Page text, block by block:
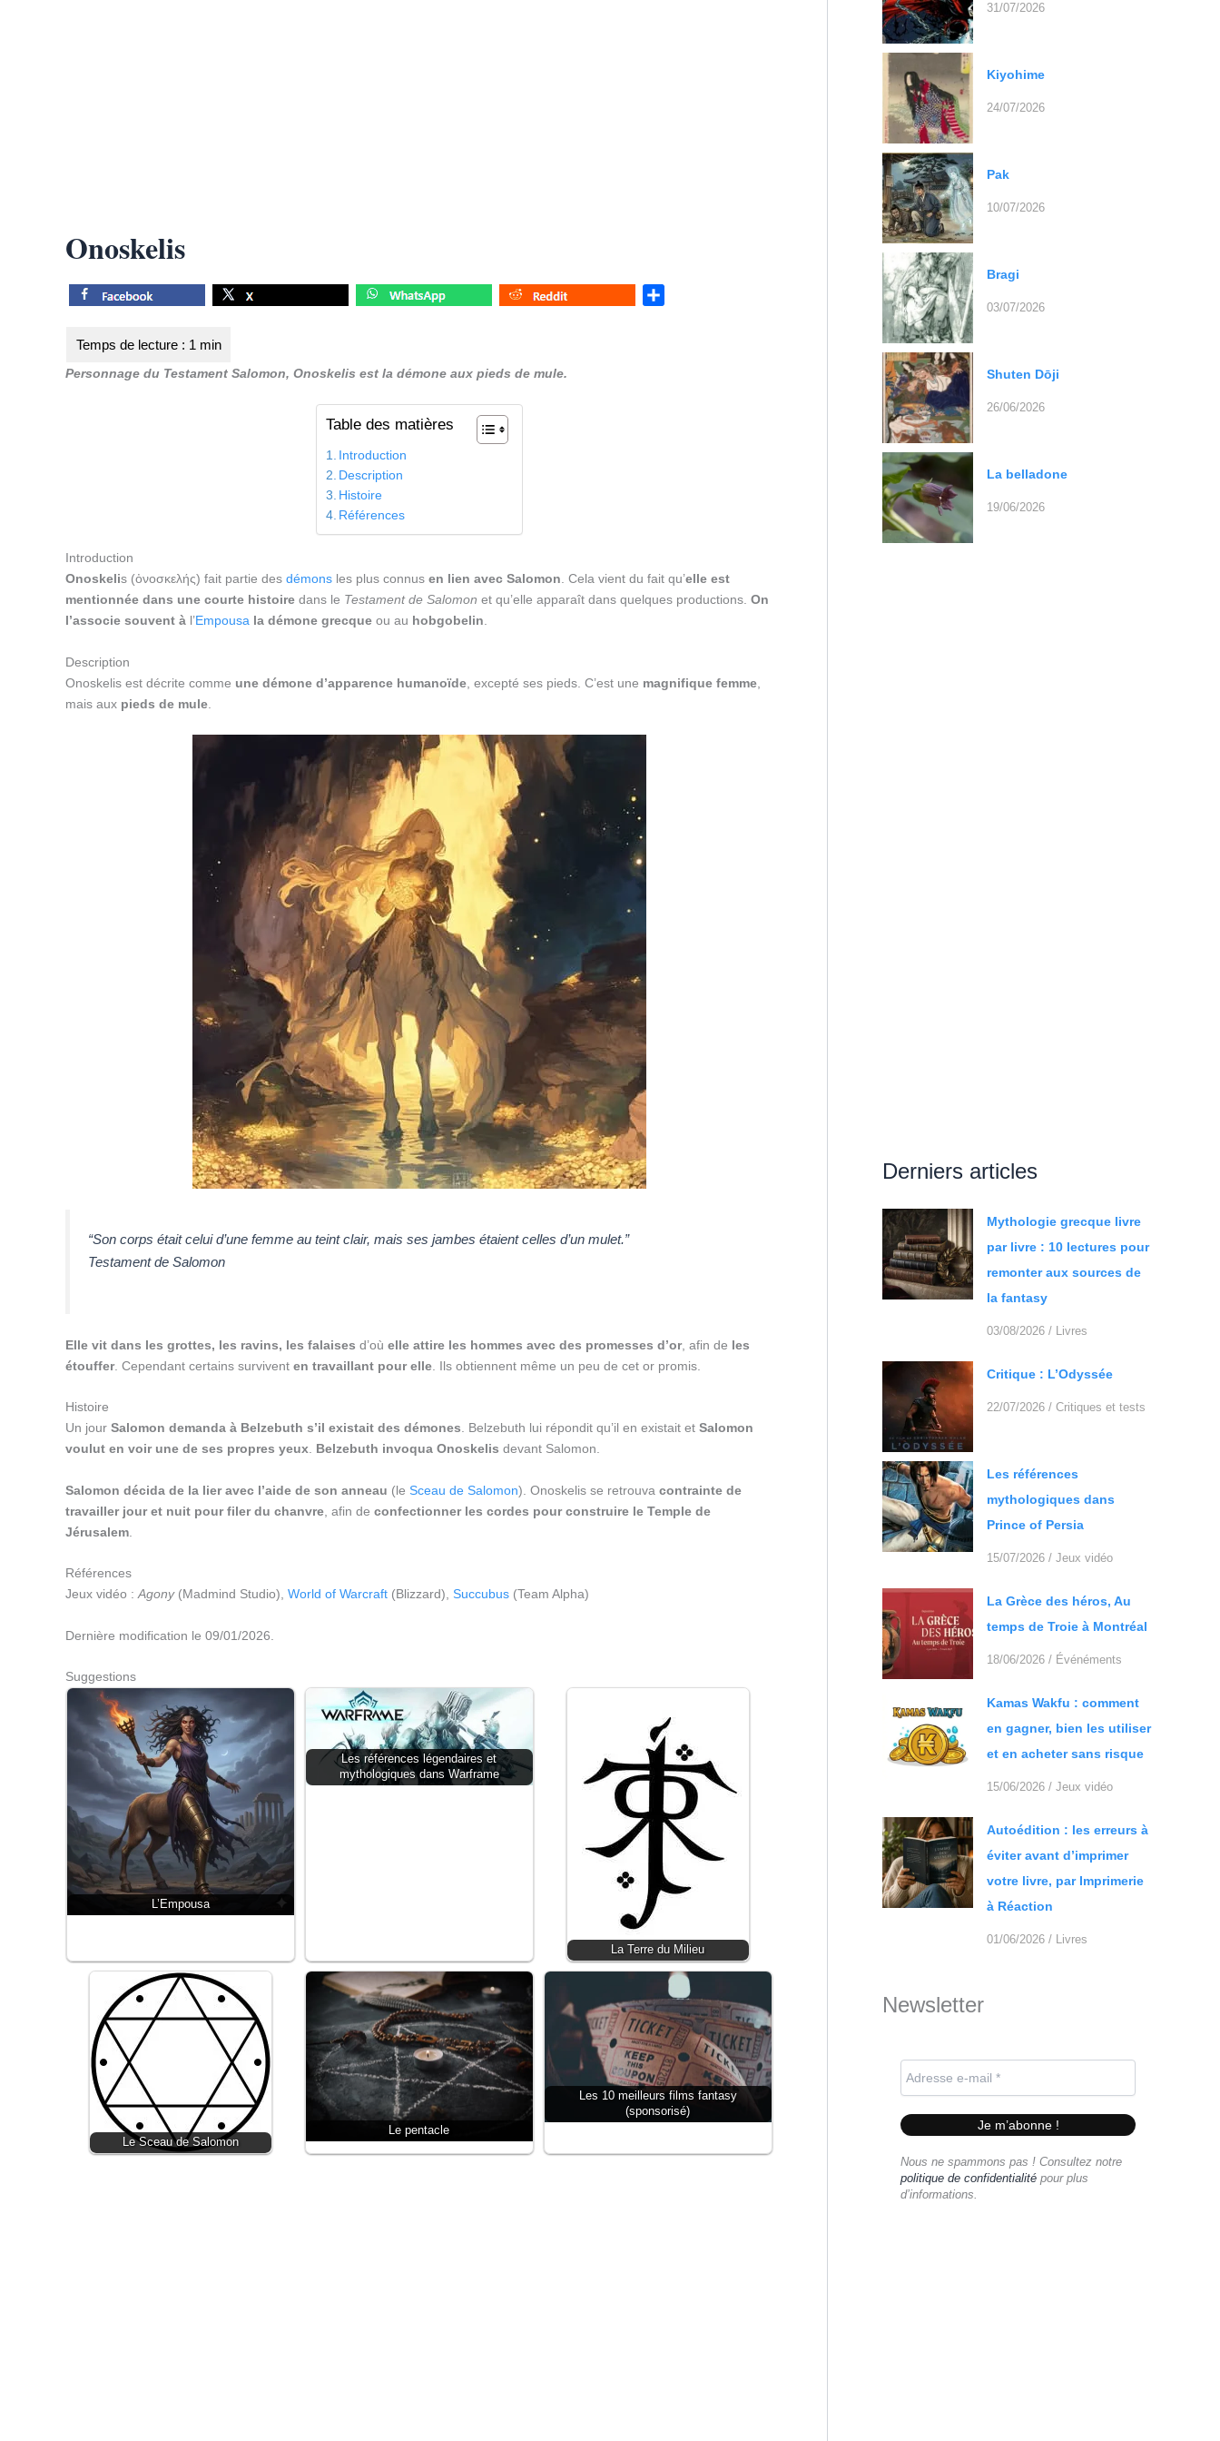
Onoskelis
Personnage du Testament Salomon, Onoskelis est la démone aux pieds de mule.
Table des matières
Introduction
Description
Histoire
Références
Introduction
Onoskelis (ὀνοσκελής) fait partie des démons les plus connus en lien avec Salomon. Cela vient du fait qu’elle est
mentionnée dans une courte histoire dans le Testament de Salomon et qu’elle apparaît dans quelques productions. On
l’associe souvent à l’Empousa la démone grecque ou au hobgobelin.
Description
Onoskelis est décrite comme une démone d’apparence humanoïde , excepté ses pieds. C’est une magnifique femme
mais aux pieds de mule
“Son corps était celui d’une femme au teint clair, mais ses jambes étaient celles d’un mulet.”
Testament de Salomon
Elle vit dans les grottes, les ravins, les falaises d’où elle attire les hommes avec des promesses d’or, afin de les
étouffer. Cependant certains survivent en travaillant pour elle . Ils obtiennent même un peu de cet or promis.
Histoire
Un jour Salomon demanda à Belzebuth s’il existait des démones. Belzebuth lui répondit qu’il en existait et Salomon
voulut en voir une de ses propres yeux. Belzebuth invoqua Onoskelis devant Salomon.
Salomon décida de la lier avec l’aide de son anneau (le Sceau de Salomon). Onoskelis se retrouva contrainte de
travailler jour et nuit pour filer du chanvre , afin de confectionner les cordes pour construire le Temple de
Jérusalem
Références
Jeux vidéo : Agony(Madmind Studio), World of Warcraft (Blizzard), Succubus (Team Alpha)
Dernière modification le 09/01/2026.
Suggestions
L’Empousa
Les références légendaires et
mythologiques dans Warframe
La Terre du Milieu
Le Sceau de Salomon
Le pentacle
Les 10 meilleurs films fantasy
(sponsorisé)
31/07/2026
Kiyohime
24/07/2026
Pak
10/07/2026
Bragi
03/07/2026
Shuten Dōji
26/06/2026
La belladone
19/06/2026
Derniers articles
Mythologie grecque livre
par livre : 10 lectures pour
remonter aux sources de
la fantasy
03/08/2026 / Livres
Critique : L’Odyssée
22/07/2026 / Critiques et tests
Les références
mythologiques dans
Prince of Persia
15/07/2026 / Jeux vidéo
La Grèce des héros, Au
temps de Troie à Montréal
18/06/2026 / Événéments
Kamas Wakfu : comment
en gagner, bien les utiliser
et en acheter sans risque
15/06/2026 / Jeux vidéo
Autoédition : les erreurs à
éviter avant d’imprimer
votre livre, par Imprimerie
à Réaction
01/06/2026 / Livres
Newsletter
Nous ne spammons pas ! Consultez notre
politique de confidentialité pour plus
d’informations.